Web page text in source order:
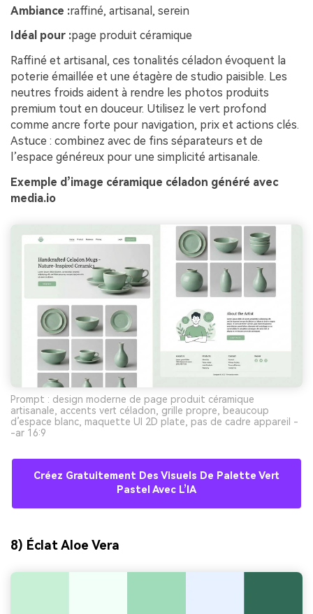
Ambiance :raffiné, artisanal, serein
Idéal pour :page produit céramique
Raffiné et artisanal, ces tonalités céladon évoquent la
poterie émaillée et une étagère de studio paisible. Les
neutres froids aident à rendre les photos produits
premium tout en douceur. Utilisez le vert profond
comme ancre forte pour navigation, prix et actions clés.
Astuce : combinez avec de fins séparateurs et de
l’espace généreux pour une simplicité artisanale.
Exemple d’image céramique céladon généré avec
media.io
Prompt : design moderne de page produit céramique
artisanale, accents vert céladon, grille propre, beaucoup
d’espace blanc, maquette UI 2D plate, pas de cadre appareil -
-ar 16:9
Créez Gratuitement Des Visuels De Palette Vert
Pastel Avec L’IA
8) Éclat Aloe Vera